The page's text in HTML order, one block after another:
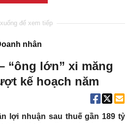
nhân
“ông lớn” xi măng
kế hoạch năm
lợi nhuận sau thuế gần 189 tỷ